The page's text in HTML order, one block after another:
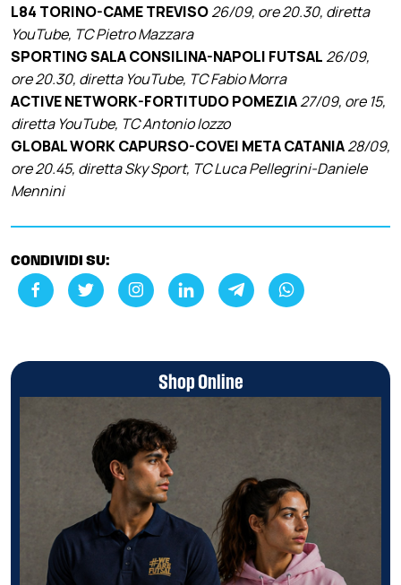
L84 TORINO-CAME TREVISO26/09, ore 20.30, diretta
YouTube, TC Pietro Mazzara
SPORTING SALA CONSILINA-NAPOLI FUTSAL 26/09,
ore 20.30, diretta YouTube, TC Fabio Morra
ACTIVE NETWORK-FORTITUDO POMEZIA27/09, ore 15,
diretta YouTube, TC Antonio Iozzo
GLOBAL WORK CAPURSO-COVEI META CATANIA28/09,
ore 20.45, diretta Sky Sport, TC Luca Pellegrini-Daniele
Mennini
CONDIVIDI SU:
Shop Online